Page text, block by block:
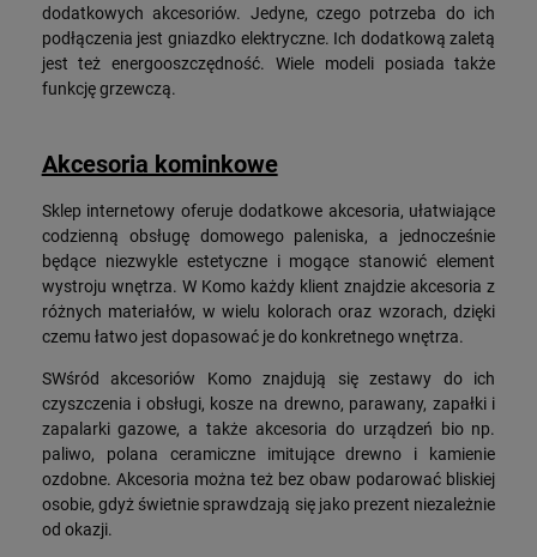
dodatkowych akcesoriów. Jedyne, czego potrzeba do ich
podłączenia jest gniazdko elektryczne. Ich dodatkową zaletą
jest też energooszczędność. Wiele modeli posiada także
funkcję grzewczą.
Akcesoria kominkowe
Sklep internetowy oferuje dodatkowe akcesoria, ułatwiające
codzienną obsługę domowego paleniska, a jednocześnie
będące niezwykle estetyczne i mogące stanowić element
wystroju wnętrza. W Komo każdy klient znajdzie akcesoria z
różnych materiałów, w wielu kolorach oraz wzorach, dzięki
czemu łatwo jest dopasować je do konkretnego wnętrza.
SWśród akcesoriów Komo znajdują się zestawy do ich
czyszczenia i obsługi, kosze na drewno, parawany, zapałki i
zapalarki gazowe, a także akcesoria do urządzeń bio np.
paliwo, polana ceramiczne imitujące drewno i kamienie
ozdobne. Akcesoria można też bez obaw podarować bliskiej
osobie, gdyż świetnie sprawdzają się jako prezent niezależnie
od okazji.